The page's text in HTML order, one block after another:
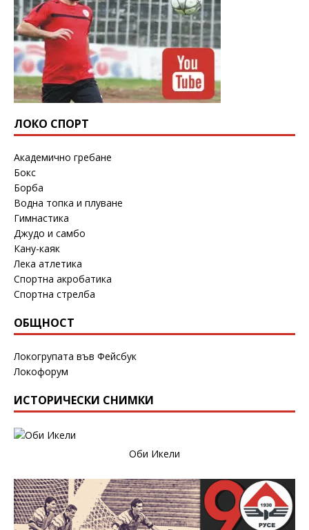
ЛОКО СПОРТ
Академично гребане
Бокс
Борба
Водна топка и плуване
Гимнастика
Джудо и самбо
Кану-каяк
Лека атлетика
Спортна акробатика
Спортна стрелба
ОБЩНОСТ
Локогрупата във Фейсбук
Локофорум
ИСТОРИЧЕСКИ СНИМКИ
Оби Икели